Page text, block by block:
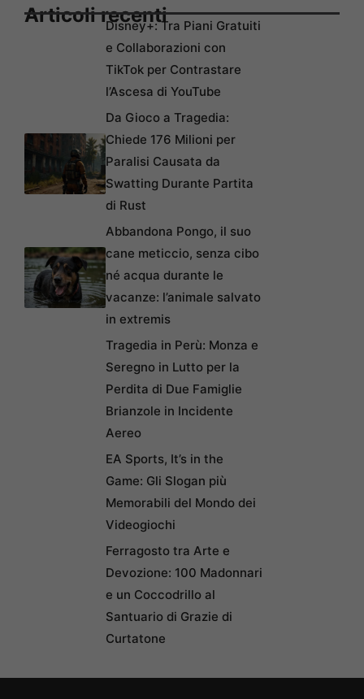
Articoli recentiDisney+: Tra Piani Gratuiti
e Collaborazioni con
TikTok per Contrastare
l’Ascesa di YouTube
Da Gioco a Tragedia:
Chiede 176 Milioni per
Paralisi Causata da
Swatting Durante Partita
di Rust
Abbandona Pongo, il suo
cane meticcio, senza cibo
né acqua durante le
vacanze: l’animale salvato
in extremis
Tragedia in Perù: Monza e
Seregno in Lutto per la
Perdita di Due Famiglie
Brianzole in Incidente
Aereo
EA Sports, It’s in the
Game: Gli Slogan più
Memorabili del Mondo dei
Videogiochi
Ferragosto tra Arte e
Devozione: 100 Madonnari
e un Coccodrillo al
Santuario di Grazie di
Curtatone